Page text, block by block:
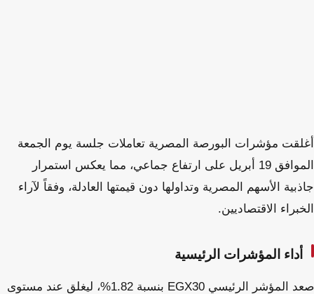
أغلقت مؤشرات البورصة المصرية تعاملات جلسة يوم الجمعة
الموافق 19 أبريل على ارتفاع جماعي، مما يعكس استمرار
جاذبية الأسهم المصرية وتداولها دون قيمتها العادلة، وفقاً لآراء
الخبراء الاقتصاديين.
أداء المؤشرات الرئيسية
صعد المؤشر الرئيسي EGX30 بنسبة 1.82%، ليغلق عند مستوى